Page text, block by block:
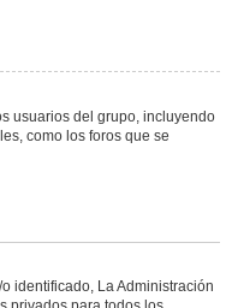
usuarios del grupo, incluyendo
como los foros que se
identificado, La Administración